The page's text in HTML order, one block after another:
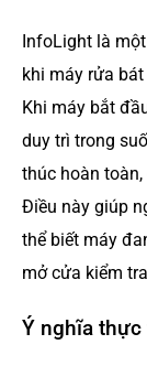
InfoLight là
khi máy rửa
Khi máy bắt
duy trì trong
thúc hoàn toàn,
Điều này giúp
thể biết máy
mở cửa kiểm
Ý nghĩa thực